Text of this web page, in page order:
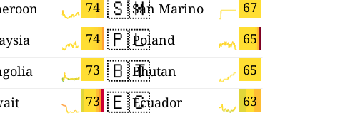
74
74
73
73
🇸🇲 67
San Marino
🇵🇱 65
Poland
🇧🇹 65
Bhutan
🇪🇨 63
Ecuador